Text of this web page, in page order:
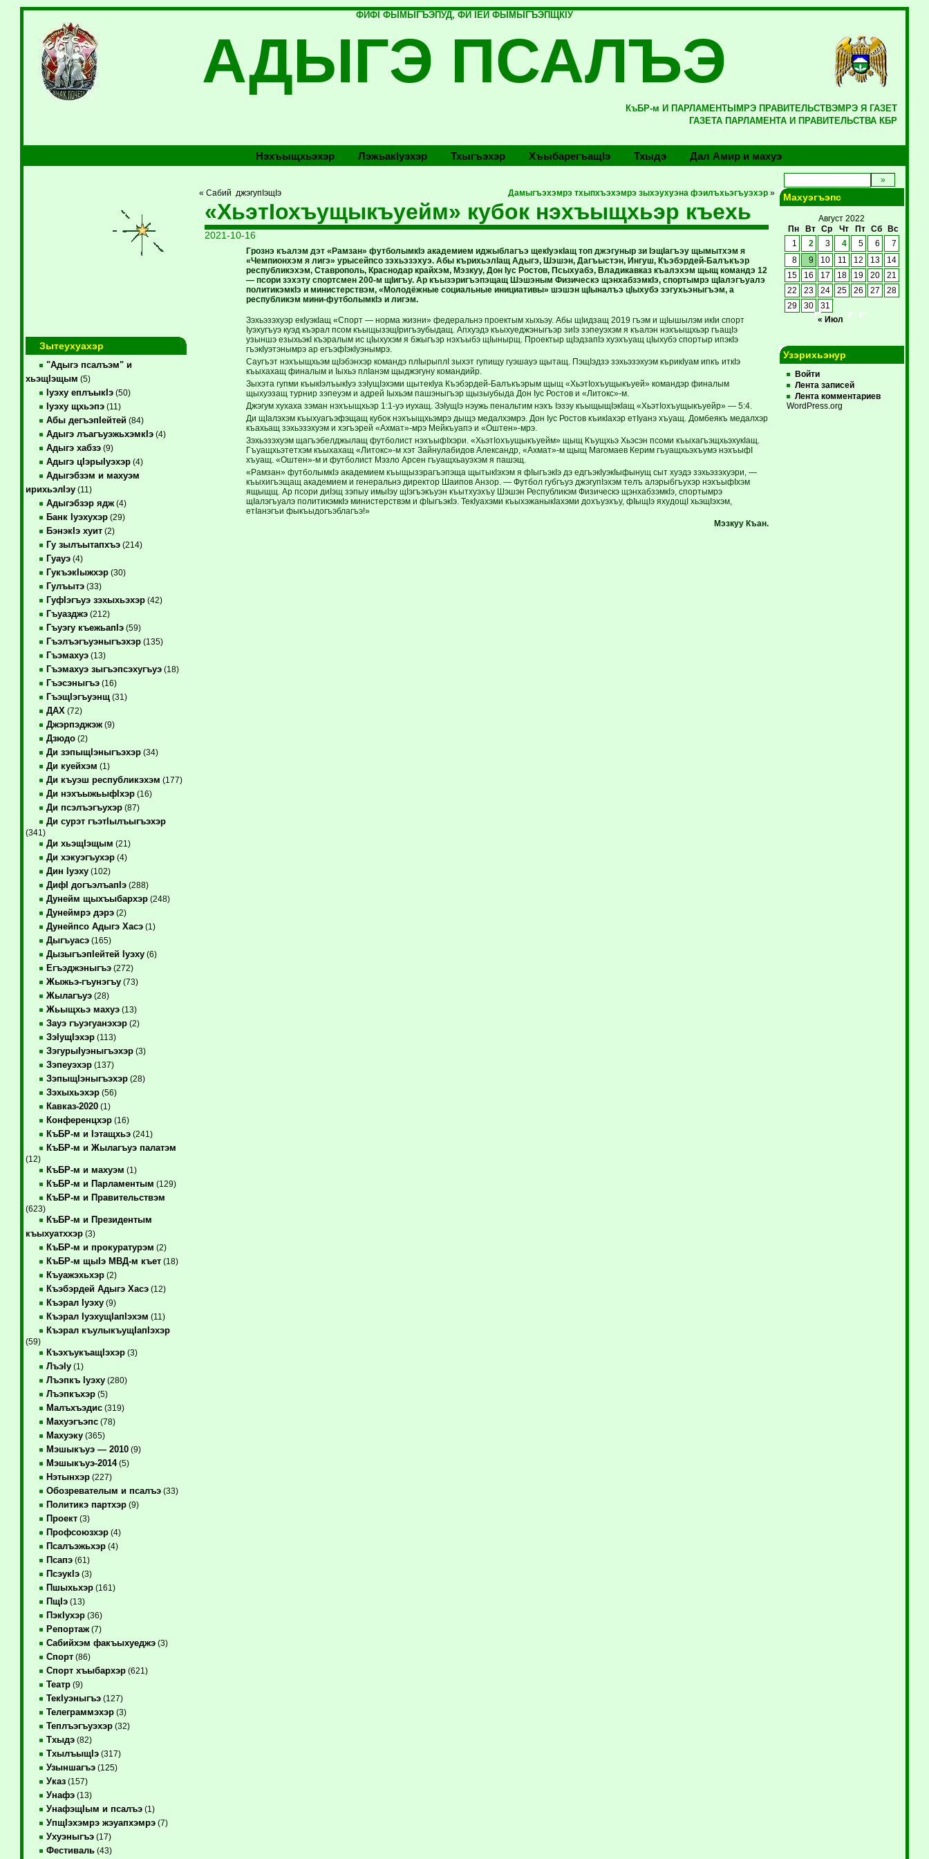
ФИФI ФЫМЫГЪЭПУД, ФИ IЕЙ ФЫМЫГЪЭПЩКIУ
АДЫГЭ ПСАЛЪЭ
КъБР-м И ПАРЛАМЕНТЫМРЭ ПРАВИТЕЛЬСТВЭМРЭ Я ГАЗЕТ
ГАЗЕТА ПАРЛАМЕНТА И ПРАВИТЕЛЬСТВА КБР
Нэхъыщхьэхэр Лэжьакlуэхэр Тхыгъэхэр Хъыбарегъащlэ Тхыдэ Дал Амир и махуэ
Зытеухуахэр
"Адыгэ псалъэм" и
хьэщIэщым (5)
Iуэху еплъыкIэ(50)
Iуэху щхьэпэ(11)
Абы дегъэпIейтей(84)
Адыгэ лъагъуэжьхэмкIэ(4)
Адыгэ хабзэ(9)
Адыгэ цIэрыIуэхэр(4)
Адыгэбзэм и махуэм
ирихьэлIэу(11)
Адыгэбзэр ядж(4)
Банк Iуэхухэр(29)
БэнэкIэ хуит(2)
Гу зылъытапхъэ(214)
Гуауэ(4)
ГукъэкIыжхэр(30)
Гулъытэ(33)
ГуфIэгъуэ зэхыхьэхэр(42)
Гъуазджэ(212)
Гъуэгу къежьапIэ(59)
Гъэлъэгъуэныгъэхэр(135)
Гъэмахуэ(13)
Гъэмахуэ зыгъэпсэхугъуэ(18)
Гъэсэныгъэ(16)
ГъэщIэгъуэнщ(31)
ДАХ (72)
Джэрпэджэж(9)
Дзюдо(2)
Ди зэпыщIэныгъэхэр(34)
Ди куейхэм (1)
Ди къуэш республикэхэм (177)
Ди нэхъыжьыфIхэр(16)
Ди псэлъэгъухэр(87)
Ди сурэт гъэтIылъыгъэхэр
(341)
Ди хьэщIэщым (21)
Ди хэкуэгъухэр(4)
Дин Iуэху(102)
ДифI догъэлъапIэ(288)
Дунейм щыхъыбархэр(248)
Дунеймрэ дэрэ(2)
Дунейпсо Адыгэ Хасэ(1)
Дыгъуасэ(165)
ДызыгъэпIейтей Iуэху(6)
Егъэджэныгъэ(272)
Жыжьэ-гъунэгъу(73)
Жылагъуэ(28)
Жьыщхьэ махуэ(13)
Зауэ гъуэгуанэхэр(2)
ЗэIущIэхэр(113)
ЗэгурыIуэныгъэхэр(3)
Зэпеуэхэр(137)
ЗэпыщIэныгъэхэр(28)
Зэхыхьэхэр(56)
Кавказ-2020(1)
Конференцхэр(16)
КъБР-м и Iэтащхьэ(241)
КъБР-м и Жылагъуэ палатэм
(12)
КъБР-м и махуэм (1)
КъБР-м и Парламентым (129)
КъБР-м и Правительствэм
(623)
КъБР-м и Президентым
къыхуатххэр(3)
КъБР-м и прокуратурэм (2)
КъБР-м щыIэ МВД-м къет(18)
Къуажэхьхэр(2)
Къэбэрдей Адыгэ Хасэ(12)
Къэрал Iуэху(9)
Къэрал IуэхущIапIэхэм (11)
Къэрал къулыкъущIапIэхэр
(59)
КъэхъукъащIэхэр(3)
ЛъэIу(1)
Лъэпкъ Iуэху(280)
Лъэпкъхэр(5)
Малъхъэдис(319)
Махуэгъэпс(78)
Махуэку(365)
Мэшыкъуэ — 2010(9)
Мэшыкъуэ-2014(5)
Нэтынхэр(227)
Обозревателым и псалъэ(33)
Политикэ партхэр(9)
Проект(3)
Профсоюзхэр(4)
Псалъэжьхэр(4)
Псапэ(61)
ПсэукIэ(3)
Пшыхьхэр(161)
ПщIэ(13)
ПэкIухэр(36)
Репортаж(7)
Сабийхэм факъыхуеджэ(3)
Спорт(86)
Спорт хъыбархэр(621)
Театр(9)
ТекIуэныгъэ(127)
Телеграммэхэр(3)
Теплъэгъуэхэр(32)
Тхыдэ(82)
ТхылъыщIэ(317)
Узыншагъэ(125)
Указ(157)
Унафэ(13)
УнафэщIым и псалъэ(1)
УпщIэхэмрэ жэуапхэмрэ(7)
Ухуэныгъэ(17)
Фестиваль(43)
« Сабий джэгупIэщIэ Дамыгъэхэмрэ тхыпхъэхэмрэ зыхэухуэна фэилъхьэгъуэхэр»
«ХьэтIохъущыкъуейм» кубок нэхъыщхьэр къехь
2021-10-16
Грознэ къалэм дэт «Рамзан» футболымкIэ академием иджыблагъэ щекIуэкIащ топ джэгуныр зи IэщIагъэу щымытхэм я
«Чемпионхэм я лигэ» урысейпсо зэхьэзэхуэ. Абы кърихьэлIащ Адыгэ, Шэшэн, Дагъыстэн, Ингуш, Къэбэрдей-Балъкъэр
республикэхэм, Ставрополь, Краснодар крайхэм, Мэзкуу, Дон Iус Ростов, Псыхуабэ, Владикавказ къалэхэм щыщ командэ 12
— псори зэхэту спортсмен 200-м щIигъу. Ар къызэригъэпэщащ Шэшэным Физическэ щэнхабзэмкIэ, спортымрэ щIалэгъуалэ
политикэмкIэ и министерствэм, «Молодёжные социальные инициативы» шэшэн щIыналъэ цIыхубэ зэгухьэныгъэм, а
республикэм мини-футболымкIэ и лигэм.
Зэхьэзэхуэр екIуэкIащ «Спорт — норма жизни» федеральнэ проектым хыхьэу. Абы щIидзащ 2019 гъэм и щIышылэм икIи спорт
Iуэхугъуэ куэд къэрал псом къыщызэщIригъэубыдащ. Апхуэдэ къыхуеджэныгъэр зиIэ зэпеуэхэм я къалэн нэхъыщхьэр гъащIэ
узыншэ езыхьэкI къэралым ис цIыхухэм я бжыгъэр нэхъыбэ щIынырщ. Проектыр щIэдзапIэ хуэхъуащ цIыхубэ спортыр ипэкIэ
гъэкIуэтэнымрэ ар егъэфIэкIуэнымрэ.
Саугъэт нэхъыщхьэм щIэбэнхэр командэ плIырыплI зыхэт гупищу гуэшауэ щытащ. ПэщIэдзэ зэхьэзэхуэм кърикIуам ипкъ иткIэ
къыхахащ финалым и Iыхьэ плIанэм щыджэгуну командийр.
Зыхэта гупми къыкIэлъыкIуэ зэIущIэхэми щытекIуа Къэбэрдей-Балъкъэрым щыщ «ХьэтIохъущыкъуей» командэр финалым
щыхуэзащ турнир зэпеуэм и адрей Iыхьэм пашэныгъэр щызыубыда Дон Iус Ростов и «Литокс»-м.
Джэгум хухаха зэман нэхъыщхьэр 1:1-уэ иухащ. ЗэIущIэ нэужь пенальтим нэхъ Iэзэу къыщыщIэкIащ «ХьэтIохъущыкъуейр» — 5:4.
Ди щIалэхэм къыхуагъэфэщащ кубок нэхъыщхьэмрэ дыщэ медалхэмрэ. Дон Iус Ростов къикIахэр етIуанэ хъуащ. Домбеякъ медалхэр
къахьащ зэхьэзэхуэм и хэгъэрей «Ахмат»-мрэ Мейкъуапэ и «Оштен»-мрэ.
Зэхьэзэхуэм щагъэбелджылащ футболист нэхъыфIхэри. «ХьэтIохъущыкъуейм» щыщ Къущхьэ Хьэсэн псоми къыхагъэщхьэхукIащ.
Гъуащхьэтетхэм къыхахащ «Литокс»-м хэт Зайнулабидов Александр, «Ахмат»-м щыщ Магомаев Керим гъуащхьэхъумэ нэхъыфI
хъуащ. «Оштен»-м и футболист Мэзло Арсен гъуащхьауэхэм я пашэщ.
«Рамзан» футболымкIэ академием къыщызэрагъэпэща щытыкIэхэм я фIыгъэкIэ дэ едгъэкIуэкIыфынущ сыт хуэдэ зэхьэзэхуэри, —
къыхигъэщащ академием и генеральнэ директор Шаипов Анзор. — Футбол губгъуэ джэгупIэхэм телъ алэрыбгъухэр нэхъыфIхэм
ящыщщ. Ар псори диIэщ зэпыу имыIэу щIэгъэкъуэн къытхуэхъу Шэшэн Республикэм Физическэ щэнхабзэмкIэ, спортымрэ
щIалэгъуалэ политикэмкIэ министерствэм и фIыгъэкIэ. ТекIуахэми къыхэжаныкIахэми дохъуэхъу, фIыщIэ яхудощI хьэщIэхэм,
етIанэгъи фыкъыдогъэблагъэ!»
Мэзкуу Къан.
Махуэгъэпс
Август 2022
Пн
Вт Ср Чт Пт Сб
Вс
1
2 3 4 5 6
7
8
9 10 11 12 13
14
15
16 17 18 19 20
21
22
23 24 25 26 27
28
29
30
31
« Июл
Узэрихьэнур
Войти
Лента записей
Лента комментариев
WordPress.org